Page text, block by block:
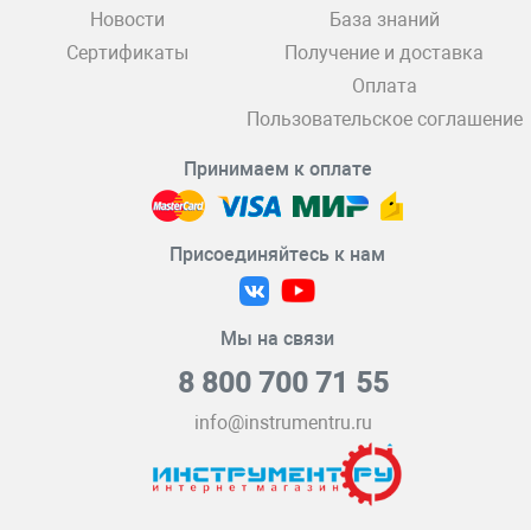
Новости
Сертификаты
База знаний
Получение и доставка
Оплата
Пользовательское соглашение
Принимаем к оплате
Присоединяйтесь к нам
Мы на связи
8 800 700 71 55
info@instrumentru.ru